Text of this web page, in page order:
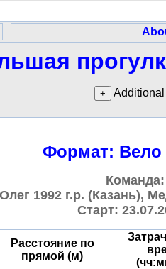
Формат: Вело
Команда:
1992 г.р. (Казань),
Старт:
Расстояние по
прямой (м)